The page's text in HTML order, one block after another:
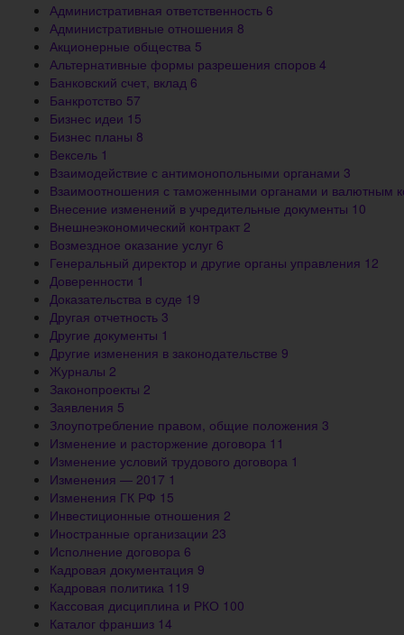
Административная ответственность 6
Административные отношения 8
Акционерные общества 5
Альтернативные формы разрешения споров 4
Банковский счет, вклад 6
Банкротство 57
Бизнес идеи 15
Бизнес планы 8
Вексель 1
Взаимодействие с антимонопольными органами 3
Взаимоотношения с таможенными органами и валютным
Внесение изменений в учредительные документы 10
Внешнеэкономический контракт 2
Возмездное оказание услуг 6
Генеральный директор и другие органы управления 12
Доверенности 1
Доказательства в суде 19
Другая отчетность 3
Другие документы 1
Другие изменения в законодательстве 9
Журналы 2
Законопроекты 2
Заявления 5
Злоупотребление правом, общие положения 3
Изменение и расторжение договора 11
Изменение условий трудового договора 1
Изменения — 2017 1
Изменения ГК РФ 15
Инвестиционные отношения 2
Иностранные организации 23
Исполнение договора 6
Кадровая документация 9
Кадровая политика 119
Кассовая дисциплина и РКО 100
Каталог франшиз 14